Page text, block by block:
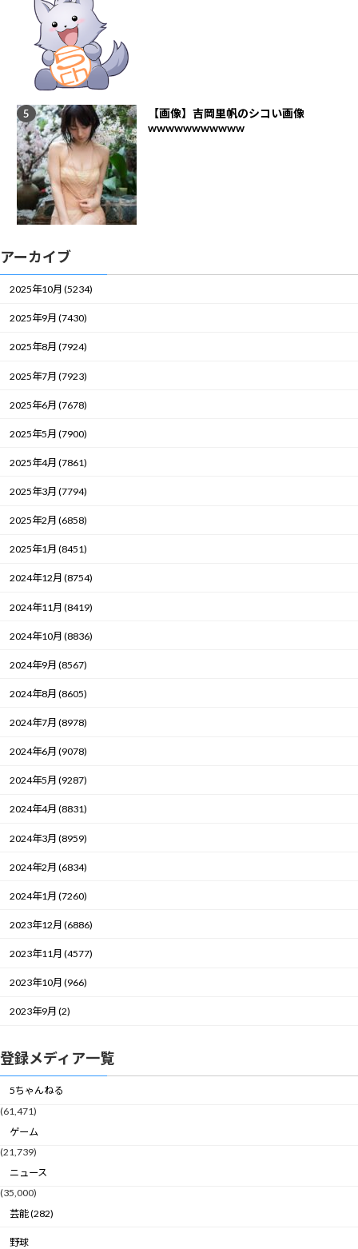
【画像】吉岡里帆のシコい画像
wwwwwwwwwww
アーカイブ
2025年10月 (5234)
2025年9月 (7430)
2025年8月 (7924)
2025年7月 (7923)
2025年6月 (7678)
2025年5月 (7900)
2025年4月 (7861)
2025年3月 (7794)
2025年2月 (6858)
2025年1月 (8451)
2024年12月 (8754)
2024年11月 (8419)
2024年10月 (8836)
2024年9月 (8567)
2024年8月 (8605)
2024年7月 (8978)
2024年6月 (9078)
2024年5月 (9287)
2024年4月 (8831)
2024年3月 (8959)
2024年2月 (6834)
2024年1月 (7260)
2023年12月 (6886)
2023年11月 (4577)
2023年10月 (966)
2023年9月 (2)
登録メディア一覧
5ちゃんねる
(61,471)
ゲーム
(21,739)
ニュース
(35,000)
芸能 (282)
野球